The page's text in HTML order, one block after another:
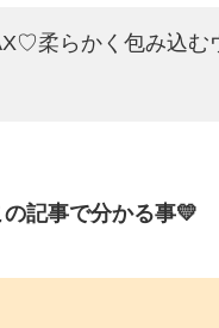
柔らかく包み込
の記事で分かる事💛